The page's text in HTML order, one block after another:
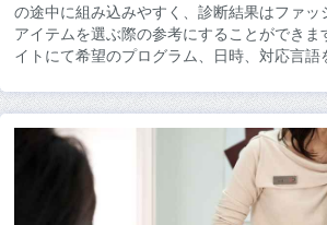
の途中に組み込みやすく、診断結果はファッ
アイテムを選ぶ際の参考にすることができ
イトにて希望のプログラム、日時、対応言語